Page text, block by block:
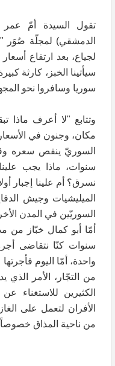
تقول السيدة أمّ
الدمشقي) لمجلّة صُوَر
لجياع، بعد ارتفاع
سيأتينا الخبز، كارثة
سوريا وسافروا نحو
وتتابع "لا أعرف ماذا
مكان، وجنون في
السوريّ ينقص سعره
سنوات، ماذا يجب
نسرق؟ أم علينا إجبار
الميليشيات وجيش
السوريّين في المدن
أمّا أبو كمال خبّاز
سنوات كنّا نتقاضى
واحدة، أمّا اليوم
من التجّار، الأمر الذي
الكثيرين للاستغناء
الأفران لتعمل على
من ناحية المذاق